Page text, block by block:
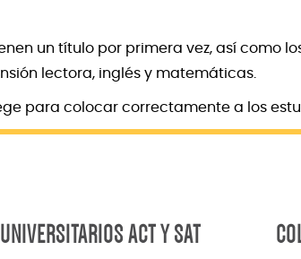
un título por primera vez, así como
lectora, inglés y matemáticas.
para colocar correctamente a los
ACT Y SAT